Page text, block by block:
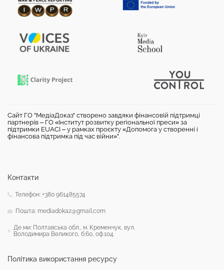
Сайт ГО "МедіаДоказ" створено завдяки фінансовій підтримці
партнерів – ГО «Інститут розвитку регіональної преси» за
підтримки EUACI – у рамках проєкту «Допомога у створенні і
фінансова підтримка під час війни»".
Політика використання ресурсу
Контакти
Телефон: +380 961485574
Пошта: mediadokaz@gmail.com
Де ми: Полтавська обл., м. Кременчук, вул.
Володимира Великого, б.60, оф.104.